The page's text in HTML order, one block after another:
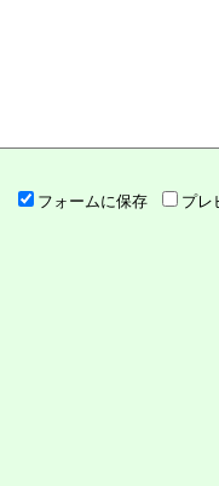
フォームに保存 プレ